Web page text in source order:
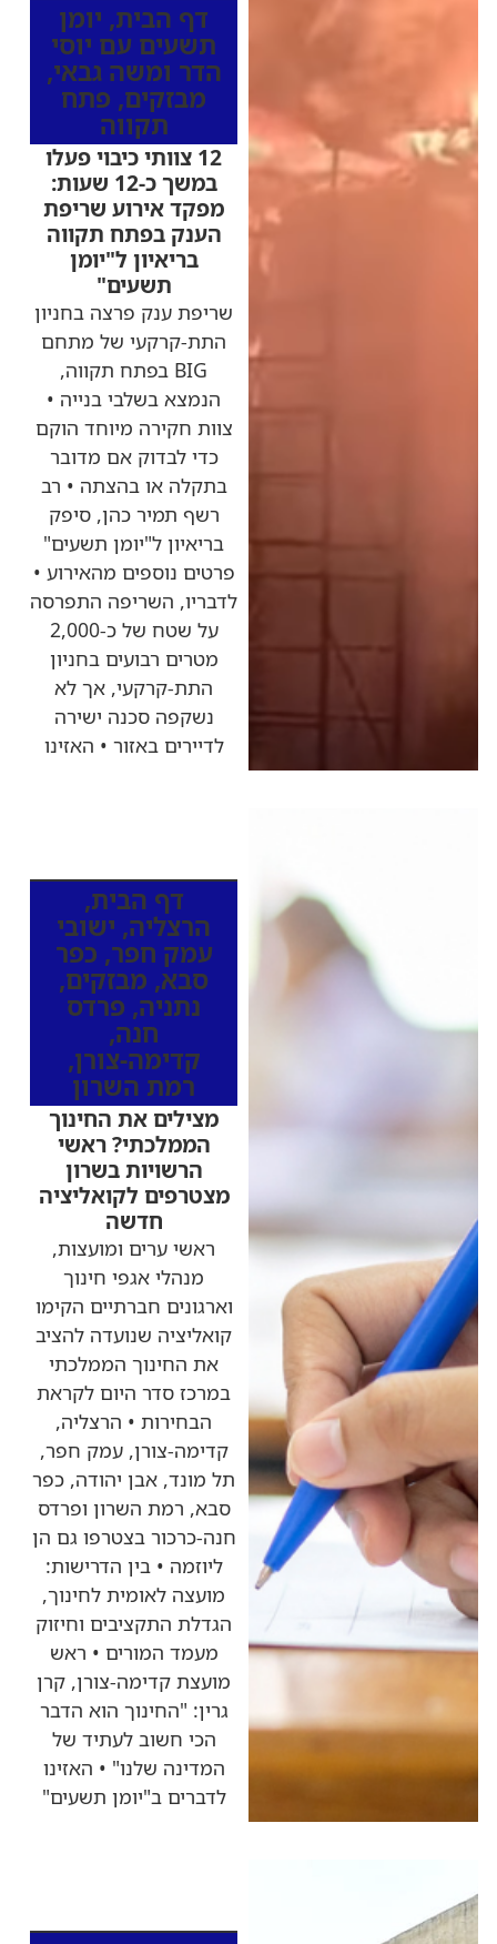
דף הבית, יומן
תשעים עם יוסי
הדר ומשה גבאי,
מבזקים, פתח
תקווה
12 צוותי כיבוי פעלו
במשך כ-12 שעות:
מפקד אירוע שריפת
הענק בפתח תקווה
בריאיון ל"יומן
תשעים"
שריפת ענק פרצה בחניון
התת-קרקעי של מתחם
BIG בפתח תקווה,
הנמצא בשלבי בנייה •
צוות חקירה מיוחד הוקם
כדי לבדוק אם מדובר
בתקלה או בהצתה • רב
רשף תמיר כהן, סיפק
בריאיון ל"יומן תשעים"
פרטים נוספים מהאירוע •
לדבריו, השריפה התפרסה
על שטח של כ-2,000
מטרים רבועים בחניון
התת-קרקעי, אך לא
נשקפה סכנה ישירה
לדיירים באזור • האזינו
דף הבית,
הרצליה, ישובי
עמק חפר, כפר
סבא, מבזקים,
נתניה, פרדס
חנה,
קדימה-צורן,
רמת השרון
מצילים את החינוך
הממלכתי? ראשי
הרשויות בשרון
מצטרפים לקואליציה
חדשה
ראשי ערים ומועצות,
מנהלי אגפי חינוך
וארגונים חברתיים הקימו
קואליציה שנועדה להציב
את החינוך הממלכתי
במרכז סדר היום לקראת
הבחירות • הרצליה,
קדימה-צורן, עמק חפר,
תל מונד, אבן יהודה, כפר
סבא, רמת השרון ופרדס
חנה-כרכור בצטרפו גם הן
ליוזמה • בין הדרישות:
מועצה לאומית לחינוך,
הגדלת התקציבים וחיזוק
מעמד המורים • ראש
מועצת קדימה-צורן, קרן
גרין: "החינוך הוא הדבר
הכי חשוב לעתיד של
המדינה שלנו" • האזינו
לדברים ב"יומן תשעים"